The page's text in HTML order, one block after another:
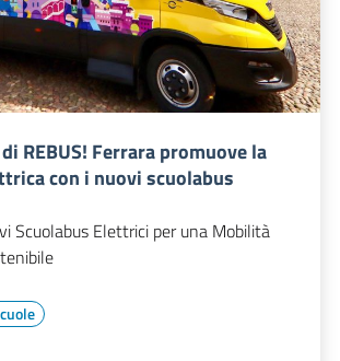
REBUS! Ferrara promuove la
con i nuovi scuolabus
Scuolabus Elettrici per una Mobilità